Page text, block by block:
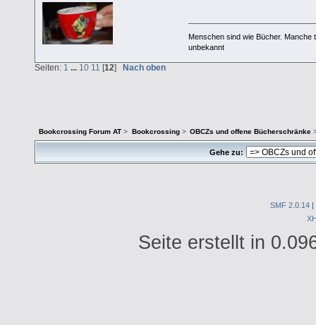
Menschen sind wie Bücher. Manche
unbekannt
Seiten: 1 ... 10 11 [12] Nach oben
Bookcrossing Forum AT > Bookcrossing> OBCZs und offene Bücherschränke
Gehe zu:
SMF 2.0.14 |
Seite erstellt in